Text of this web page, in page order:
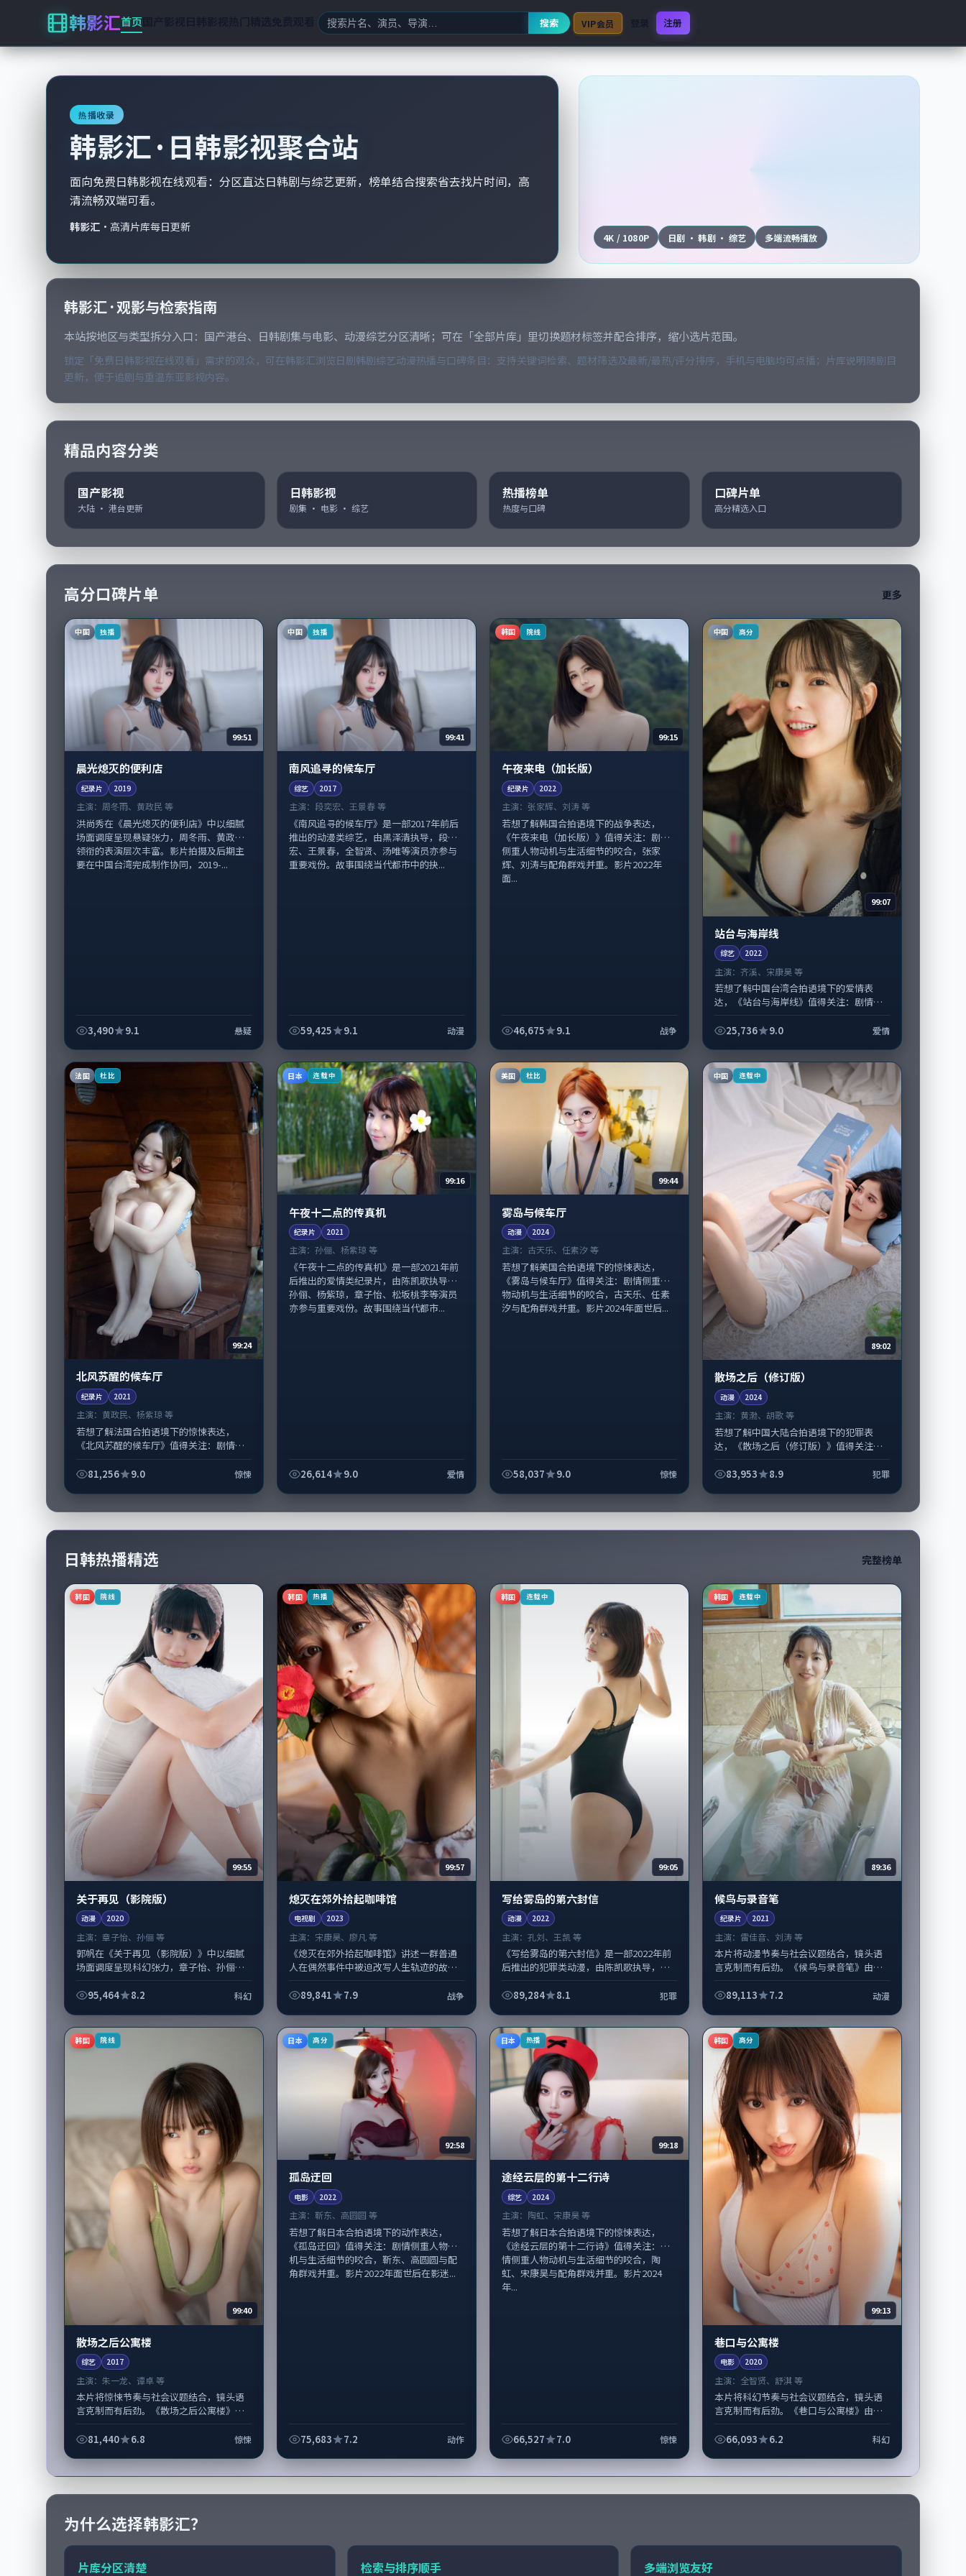
韩影汇首页 搜索 VIP会员 注册
热播收录
韩影汇 · 日韩影视聚合站
面向免费日韩影视在线观看：分区直达日韩剧与综艺更新，榜单结合搜索省去找片时间，高
清流畅双端可看。
韩影汇 · 高清片库每日更新
4K / 1080P 日剧 · 韩剧 · 综艺 多端流畅播放
韩影汇 · 观影与检索指南
本站按地区与类型拆分入口：国产港台、日韩剧集与电影、动漫综艺分区清晰；可在「全部片库」里切换题材标签并配合排序，缩小选片范围。
锁定「免费日韩影视在线观看」需求的观众，可在韩影汇浏览日剧韩剧综艺动漫热播与口碑条目：支持关键词检索、题材筛选及最新/最热/评分排序，手机与电脑均可点播；片库说明随剧目
更新，便于追剧与重温东亚影视内容。
精品内容分类
国产影视
大陆 · 港台更新
日韩影视
剧集 · 电影 · 综艺
热播榜单
热度与口碑
口碑片单
高分精选入口
高分口碑片单 更多
中国 独播
99:51
晨光熄灭的便利店
纪录片 2019
主演： 周冬雨、黄政民 等
洪尚秀在《晨光熄灭的便利店》中以细腻
场面调度呈现悬疑张力，周冬雨、黄政民
领衔的表演层次丰富。影片拍摄及后期主
要在中国台湾完成制作协同，2019-...
3,490 9.1 悬疑
中国 独播
99:41
南风追寻的候车厅
综艺 2017
主演： 段奕宏、王景春 等
《南风追寻的候车厅》是一部2017年前后
推出的动漫类综艺，由黑泽清执导，段奕
宏、王景春，全智贤、汤唯等演员亦参与
重要戏份。故事围绕当代都市中的抉...
59,425 9.1 动漫
韩国 院线
99:15
午夜来电（加长版）
纪录片 2022
主演： 张家辉、刘涛 等
若想了解韩国合拍语境下的战争表达，
《午夜来电（加长版）》值得关注：剧情
侧重人物动机与生活细节的咬合，张家
辉、刘涛与配角群戏并重。影片2022年
面...
46,675 9.1 战争
中国 高分
99:07
站台与海岸线
综艺 2022
主演： 齐溪、宋康昊 等
若想了解中国台湾合拍语境下的爱情表
达，《站台与海岸线》值得关注：剧情侧
康昊与配角群戏并重。影片2022年面世...
25,736 9.0 爱情
法国 杜比
99:24
北风苏醒的候车厅
纪录片 2021
主演： 黄政民、杨紫琼 等
若想了解法国合拍语境下的惊悚表达，
《北风苏醒的候车厅》值得关注：剧情侧
杨紫琼与配角群戏并重。影片2021年面...
81,256 9.0 惊悚
日本 连载中
99:16
午夜十二点的传真机
纪录片 2021
主演：孙俪、杨紫琼 等
《午夜十二点的传真机》是一部2021年前
后推出的爱情类纪录片，由陈凯歌执导，
孙俪、杨紫琼，章子怡、松坂桃李等演员
亦参与重要戏份。故事围绕当代都市...
26,614 9.0 爱情
美国 杜比
99:44
雾岛与候车厅
动漫 2024
主演： 古天乐、任素汐 等
若想了解美国合拍语境下的惊悚表达，
《雾岛与候车厅》值得关注：剧情侧重人
物动机与生活细节的咬合，古天乐、任素
汐与配角群戏并重。影片2024年面世后...
58,037 9.0 惊悚
中国 连载中
89:02
散场之后（修订版）
动漫 2024
主演： 黄渤、胡歌 等
若想了解中国大陆合拍语境下的犯罪表
达，《散场之后（修订版）》值得关注：
渤、胡歌与配角群戏并重。影片2024年...
83,953 8.9 犯罪
日韩热播精选 完整榜单
韩国 院线
99:55
关于再见（影院版）
动漫 2020
主演： 章子怡、孙俪 等
郭帆在《关于再见（影院版）》中以细腻
场面调度呈现科幻张力，章子怡、孙俪领
在韩国完成制作协同，2020-10-...
95,464 8.2 科幻
韩国 热播
99:57
熄灭在郊外拾起咖啡馆
电视剧 2023
主演： 宋康昊、廖凡 等
《熄灭在郊外拾起咖啡馆》讲述一群普通
人在偶然事件中被迫改写人生轨迹的故
头。导演李沧东擅长留白叙事，宋康昊、
89,841 7.9 战争
韩国 连载中
99:05
写给雾岛的第六封信
动漫 2022
主演：孔刘、王凯 等
《写给雾岛的第六封信》是一部2022年前
后推出的犯罪类动漫，由陈凯歌执导，孔
重要戏份。故事围绕当代都市中的抉...
89,284 8.1 犯罪
韩国 连载中
89:36
候鸟与录音笔
纪录片 2021
主演： 雷佳音、刘涛 等
本片将动漫节奏与社会议题结合，镜头语
言克制而有后劲。《候鸟与录音笔》由滨
景与声音设计凸显韩国城市质感，适合偏...
89,113 7.2 动漫
韩国 院线
99:40
散场之后公寓楼
综艺 2017
主演： 朱一龙、谭卓 等
本片将惊悚节奏与社会议题结合，镜头语
言克制而有后劲。《散场之后公寓楼》由
线；取景与声音设计凸显韩国城市质感，...
81,440 6.8 惊悚
日本 高分
92:58
孤岛迂回
电影 2022
主演：靳东、高圆圆 等
若想了解日本合拍语境下的动作表达，
《孤岛迂回》值得关注：剧情侧重人物动
机与生活细节的咬合，靳东、高圆圆与配
角群戏并重。影片2022年面世后在影迷...
75,683 7.2 动作
日本 热播
99:18
途经云层的第十二行诗
综艺 2024
主演： 陶虹、宋康昊 等
若想了解日本合拍语境下的惊悚表达，
《途经云层的第十二行诗》值得关注：剧
情侧重人物动机与生活细节的咬合，陶
虹、宋康昊与配角群戏并重。影片2024
年...
66,527 7.0 惊悚
韩国 高分
99:13
巷口与公寓楼
电影 2020
主演： 全智贤、舒淇 等
本片将科幻节奏与社会议题结合，镜头语
言克制而有后劲。《巷口与公寓楼》由林
与声音设计凸显韩国城市质感，适合偏好...
66,093 6.2 科幻
为什么选择韩影汇？
片库分区清楚 检索与排序顺手 多端浏览友好